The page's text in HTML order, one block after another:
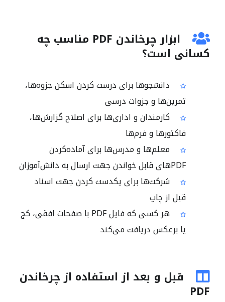
ابزار چرخاندن PDF مناسب چه
کسانی است؟
دانشجوها برای درست کردن اسکن جزوه‌ها،
تمرین‌ها و جزوات درسی
کارمندان و اداری‌ها برای اصلاح گزارش‌ها،
فاکتورها و فرم‌ها
معلم‌ها و مدرس‌ها برای آماده‌کردن
PDFهای قابل خواندن جهت ارسال به دانش‌آموزان
شرکت‌ها برای یکدست کردن جهت اسناد
قبل از چاپ
هر کسی که فایل PDF با صفحات افقی، کج
یا برعکس دریافت می‌کند
قبل و بعد از استفاده از چرخاندن
PDF